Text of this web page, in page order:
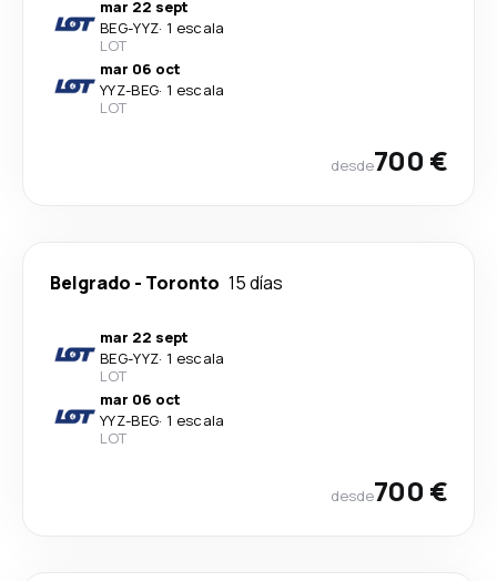
mar 22 sept
BEG-YYZ· 1 escala
LOT
mar 06 oct
YYZ-BEG· 1 escala
LOT
desde700 €
Belgrado - Toronto 15 días
mar 22 sept
BEG-YYZ· 1 escala
LOT
mar 06 oct
YYZ-BEG· 1 escala
LOT
desde700 €